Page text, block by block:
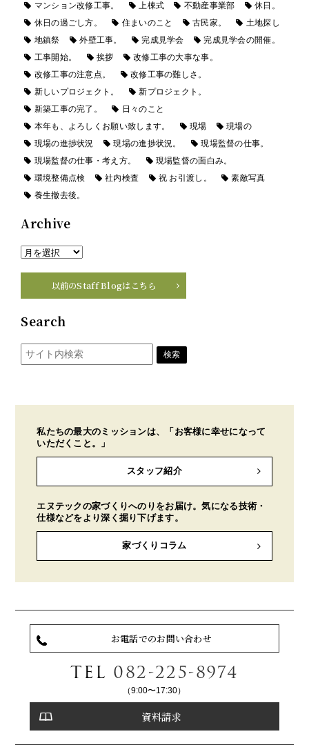
マンション改修工事。
上棟式 不動産事業部
休日。
休日の過ごし方。
住まいのこと 古民家。
土地探し
地鎮祭
外壁工事。 完成見学会
完成見学会の開催。
工事開始。
挨拶
改修工事の大事な事。
改修工事の注意点。
改修工事の難しさ。
新しいプロジェクト。
新プロジェクト。
新築工事の完了。
日々のこと
本年も、よろしくお願い致します。
現場
現場の
現場の進捗状況
現場の進捗状況。
現場監督の仕事。
現場監督の仕事・考え方。
現場監督の面白み。
環境整備点検
社内検査 祝 お引渡し。
素敵写真
養生撤去後。
Archive
以前のStaff Blogはこちら
Search
私たちの最大のミッションは、「お客様に幸せになって
いただくこと。」
スタッフ紹介
エヌテックの家づくりへのりをお届け。気になる技術・
仕様などをより深く掘り下げます。
家づくりコラム
お電話でのお問い合わせ
TEL 082-225-8974
（9:00〜17:30）
資料請求